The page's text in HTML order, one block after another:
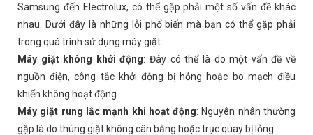
Samsung đến Electrolux, có thể gặp phải một số vấn đề khác
nhau. Dưới đây là những lỗi phổ biến mà bạn có thể gặp phải
trong quá trình sử dụng máy giặt:
Máy giặt không khởi động: Đây có thể là do một vấn đề về
nguồn điện, công tắc khởi động bị hỏng hoặc bo mạch điều
khiển không hoạt động.
Máy giặt rung lắc mạnh khi hoạt động: Nguyên nhân thường
gặp là do thùng giặt không cân bằng hoặc trục quay bị lỏng.